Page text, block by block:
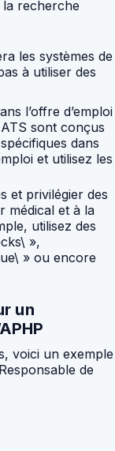
recherche
les systèmes de
à utiliser des
l’offre d’emploi
sont conçus
dans
et utilisez les
et privilégier des
médical et à la
utilisez des
»,
» ou encore
un
voici un exemple
de